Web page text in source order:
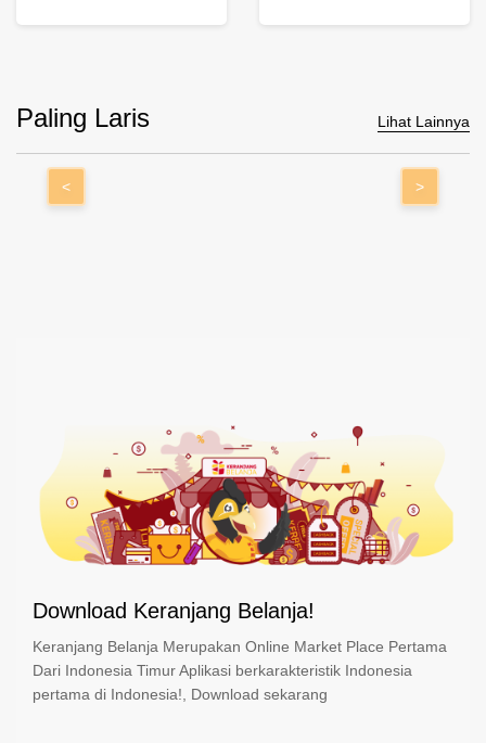
Paling Laris Lihat Lainnya
< >
Download Keranjang Belanja!
Keranjang Belanja Merupakan Online Market Place Pertama
Dari Indonesia Timur Aplikasi berkarakteristik Indonesia
pertama di Indonesia!, Download sekarang